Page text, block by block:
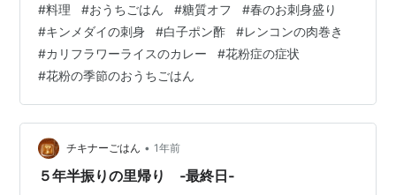
会だね。ついでにタラの白子もいっちゃう？あらら、じ
ゃあ日本酒で。 お刺身と白子ポン酢と肉巻きレンコンの
夕食 もくじ 夕食 キンメダイと太刀魚とアワビの刺身盛
り アワビのバター醤油焼き 白子ポン酢 肉巻きレンコン
昼食 カリフラワーライスのカレー ひとこと 花粉症と料
理 夕食 キンメダイと太刀魚とア…
#料理 #おうちごはん #糖質オフ #春のお刺身盛り
#キンメダイの刺身 #白子ポン酢 #レンコンの肉巻き
#カリフラワーライスのカレー #花粉症の症状
#花粉の季節のおうちごはん
チキナーごはん • 1年前
５年半振りの里帰り ‐最終日‐